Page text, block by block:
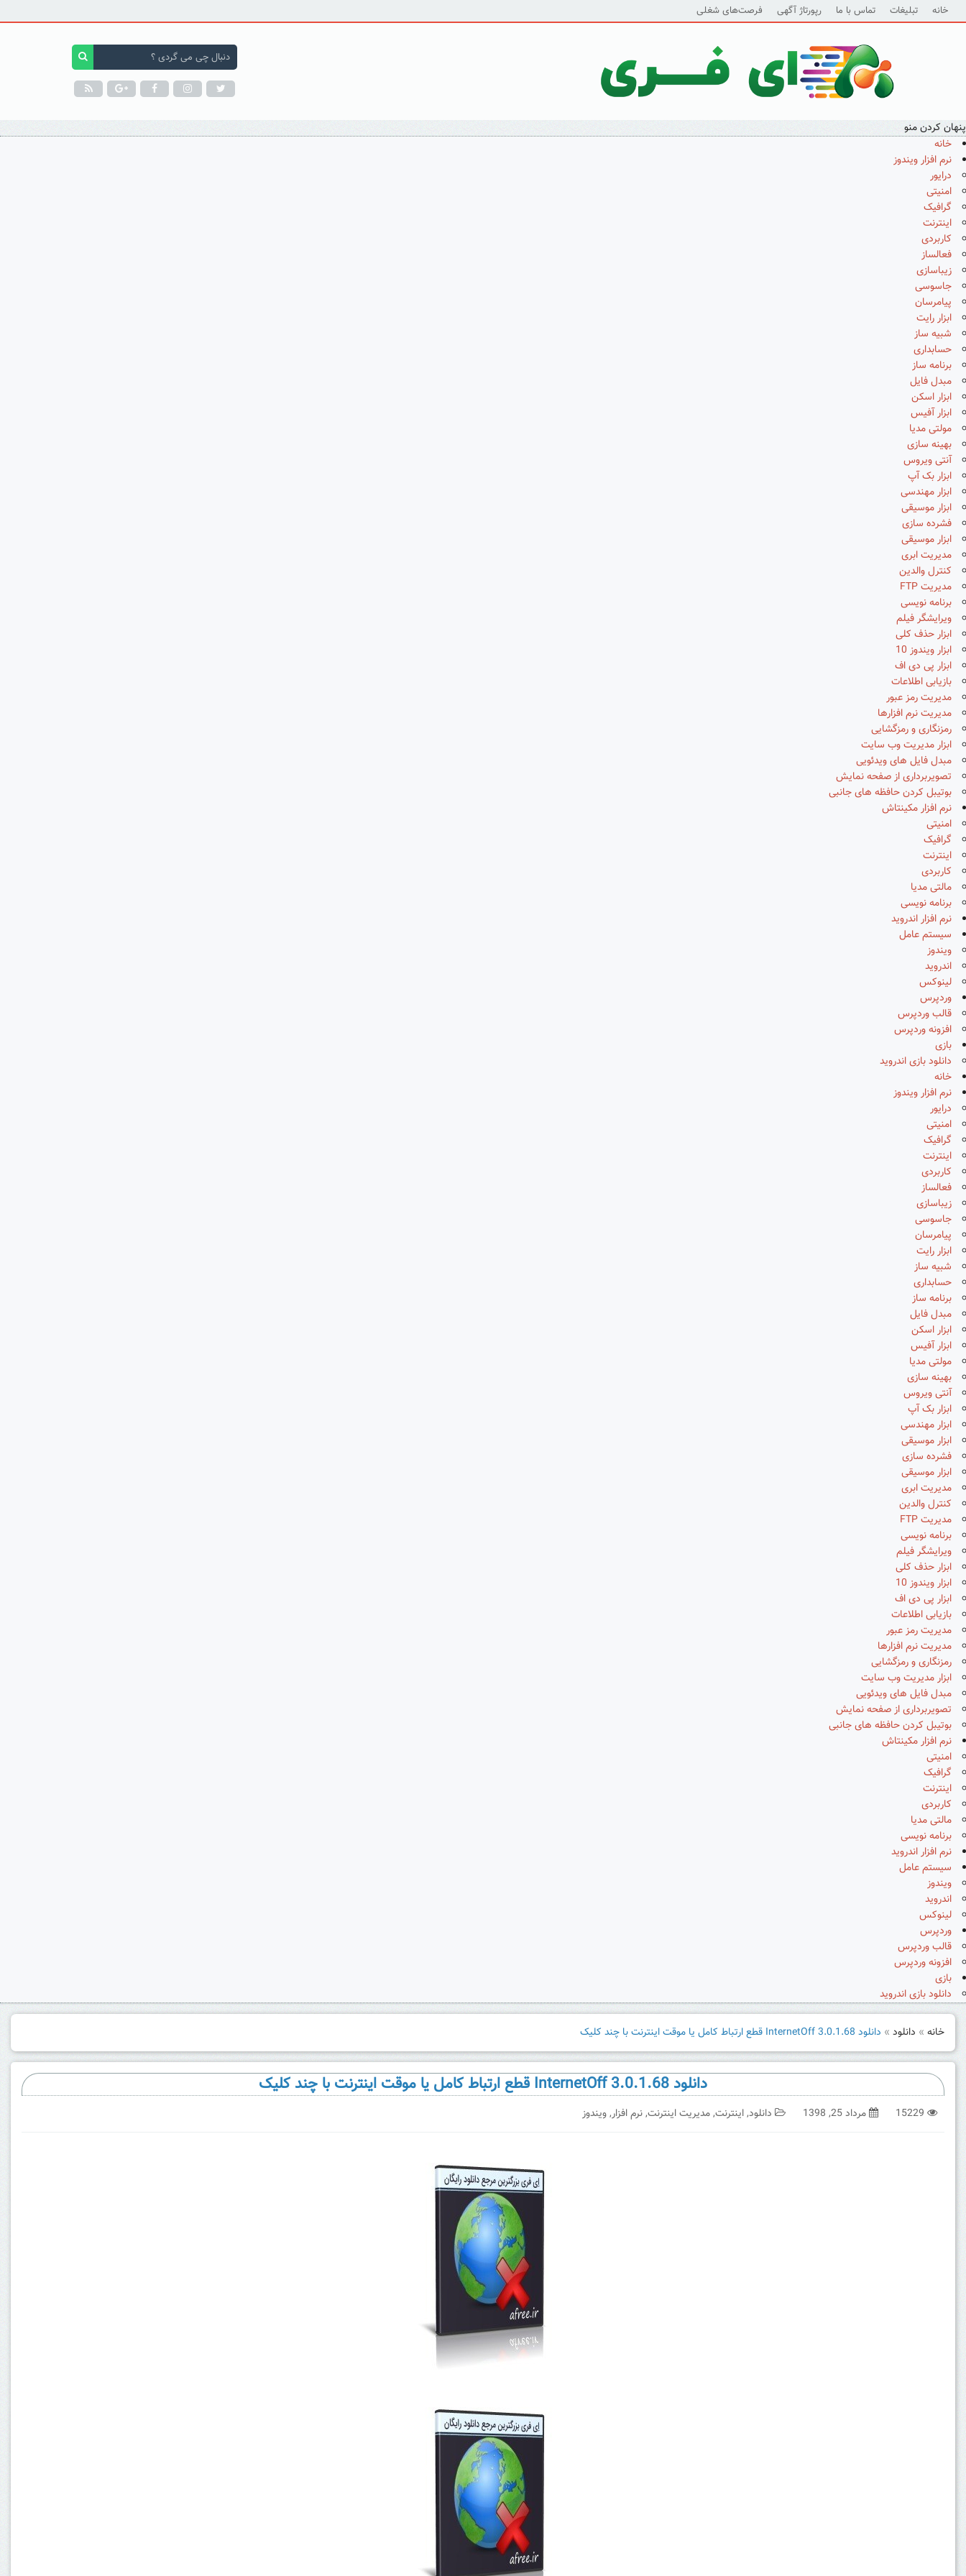
خانه تبلیغات تماس با ما رپورتاژ آگهی فرصت‌های شغلی
پنهان کردن منو
خانه
نرم افزار ویندوز
درایور
امنیتی
گرافیک
اینترنت
کاربردی
فعالساز
زیباسازی
جاسوسی
پیامرسان
ابزار رایت
شبیه ساز
حسابداری
برنامه ساز
مبدل فایل
ابزار اسکن
ابزار آفیس
مولتی مدیا
بهینه سازی
آنتی ویروس
ابزار بک آپ
ابزار مهندسی
ابزار موسیقی
فشرده سازی
ابزار موسیقی
مدیریت ابری
کنترل والدین
مدیریت FTP
برنامه نویسی
ویرایشگر فیلم
ابزار حذف کلی
ابزار ویندوز 10
ابزار پی دی اف
بازیابی اطلاعات
مدیریت رمز عبور
مدیریت نرم افزارها
رمزنگاری و رمزگشایی
ابزار مدیریت وب سایت
مبدل فایل های ویدئویی
تصویربرداری از صفحه نمایش
بوتیبل کردن حافظه های جانبی
نرم افزار مکینتاش
امنیتی
گرافیک
اینترنت
کاربردی
مالتی مدیا
برنامه نویسی
نرم افزار اندروید
سیستم عامل
ویندوز
اندروید
لینوکس
وردپرس
قالب وردپرس
افزونه وردپرس
بازی
دانلود بازی اندروید
خانه
نرم افزار ویندوز
درایور
امنیتی
گرافیک
اینترنت
کاربردی
فعالساز
زیباسازی
جاسوسی
پیامرسان
ابزار رایت
شبیه ساز
حسابداری
برنامه ساز
مبدل فایل
ابزار اسکن
ابزار آفیس
مولتی مدیا
بهینه سازی
آنتی ویروس
ابزار بک آپ
ابزار مهندسی
ابزار موسیقی
فشرده سازی
ابزار موسیقی
مدیریت ابری
کنترل والدین
مدیریت FTP
برنامه نویسی
ویرایشگر فیلم
ابزار حذف کلی
ابزار ویندوز 10
ابزار پی دی اف
بازیابی اطلاعات
مدیریت رمز عبور
مدیریت نرم افزارها
رمزنگاری و رمزگشایی
ابزار مدیریت وب سایت
مبدل فایل های ویدئویی
تصویربرداری از صفحه نمایش
بوتیبل کردن حافظه های جانبی
نرم افزار مکینتاش
امنیتی
گرافیک
اینترنت
کاربردی
مالتی مدیا
برنامه نویسی
نرم افزار اندروید
سیستم عامل
ویندوز
اندروید
لینوکس
وردپرس
قالب وردپرس
افزونه وردپرس
بازی
دانلود بازی اندروید
خانه » دانلود » دانلود InternetOff 3.0.1.68 قطع ارتباط کامل یا موقت اینترنت با چند کلیک
دانلود InternetOff 3.0.1.68 قطع ارتباط کامل یا موقت اینترنت با چند کلیک
15229 مرداد 25, 1398 دانلود,اینترنت,مدیریت اینترنت,نرم افزار,ویندوز